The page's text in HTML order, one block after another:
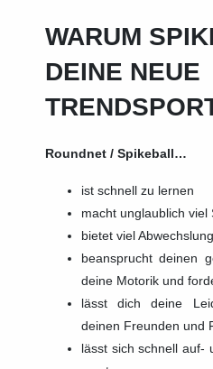
WARUM
DEINE NEUE
Roundnet / Spikeball…
ist schnell zu lernen
macht unglaublich viel
bietet viel
beansprucht deinen
deine Motorik und
lässt dich deine
deinen Freunden und
lässt sich schnell auf-